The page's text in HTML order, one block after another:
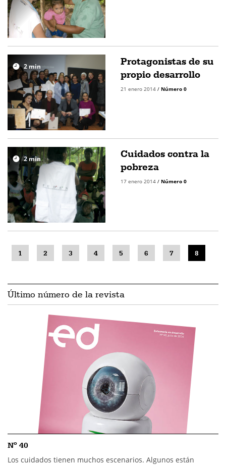
2min
Protagonistas de su
propio desarrollo
21 enero 2014 / Número 0
2 min
Cuidados contra la
pobreza
17 enero 2014 / Número 0
1 2 3 4 5 6 7 8
Último número de la revista
Nº 40
Los cuidados tienen muchos escenarios. Algunos están